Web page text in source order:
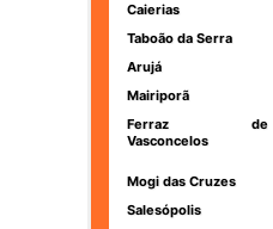
Caierias
Taboão da Serra
Arujá
Mairiporã
Ferraz de
Vasconcelos
Mogi das Cruzes
Salesópolis